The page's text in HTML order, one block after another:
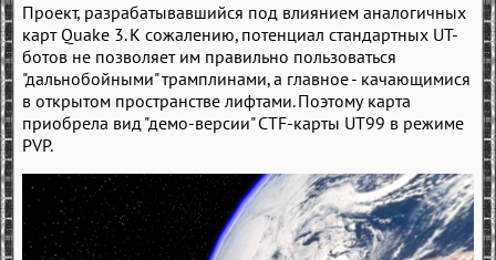
Проект, разрабатывавшийся под влиянием аналогичных
карт Quake 3. К сожалению, потенциал стандартных UT-
ботов не позволяет им правильно пользоваться
"дальнобойными" трамплинами, а главное - качающимися
в открытом пространстве лифтами. Поэтому карта
приобрела вид "демо-версии" CTF-карты UT99 в режиме
PVP.